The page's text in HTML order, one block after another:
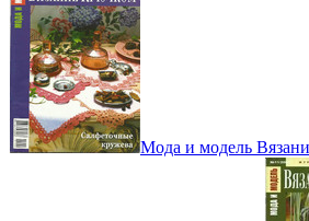
Мода и модель